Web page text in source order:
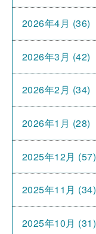
2026年4月 (36)
2026年3月 (42)
2026年2月 (34)
2026年1月 (28)
2025年12月 (57)
2025年11月 (34)
2025年10月 (31)